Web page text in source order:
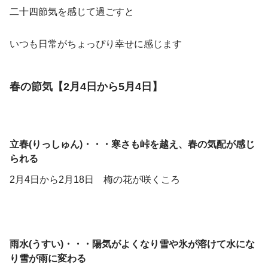
二十四節気を感じて過ごすと
いつも日常がちょっぴり幸せに感じます
春の節気【2月4日から5月4日】
立春(りっしゅん)・・・寒さも峠を越え、春の気配が感じ
られる
2月4日から2月18日 梅の花が咲くころ
雨水(うすい)・・・陽気がよくなり雪や氷が溶けて水にな
り雪が雨に変わる